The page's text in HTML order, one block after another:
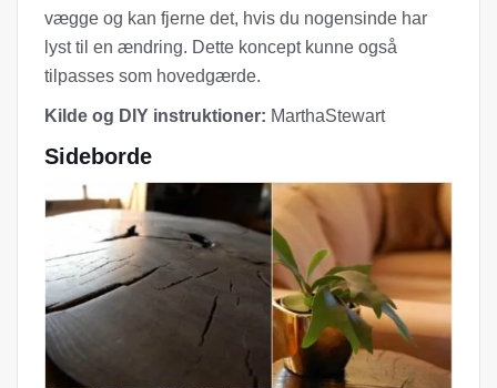
vægge og kan fjerne det, hvis du nogensinde har
lyst til en ændring. Dette koncept kunne også
tilpasses som hovedgærde.
Kilde og DIY instruktioner: MarthaStewart
Sideborde